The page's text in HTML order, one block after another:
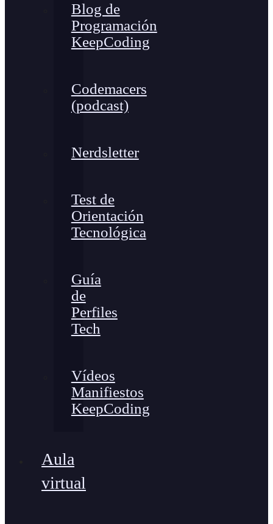
Blog de
Programación
KeepCoding
Codemacers
(podcast)
Nerdsletter
Test de
Orientación
Tecnológica
Guía
de
Perfiles
Tech
Vídeos
Manifiestos
KeepCoding
Aula
virtual